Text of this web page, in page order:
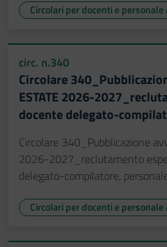
Circolari per docenti e personale
circ. n.340
Circolare
ESTATE 2026-
docente delegato-
Circolare 340_Pubblicazione
2026-2027_reclutamento
delegato-compilatore,
Circolari per docenti e personale